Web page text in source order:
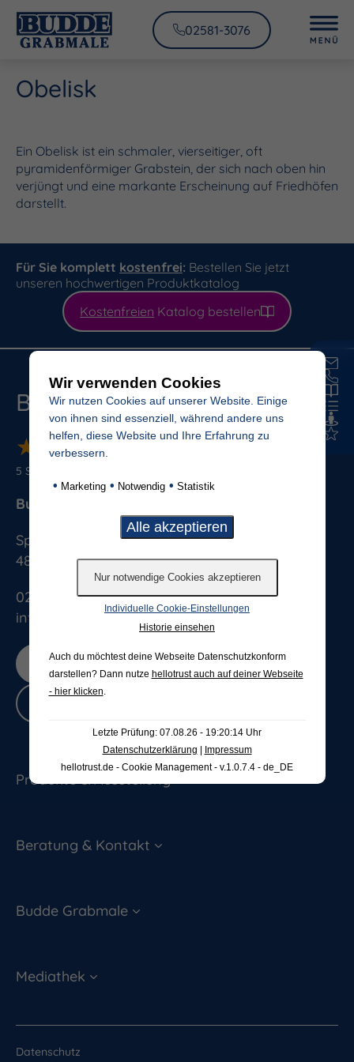
02581-3076
Obelisk
Ein Obelisk ist ein schmaler, vierseitiger, oft
pyramidenförmiger Grabstein, der sich nach oben hin
verjüngt und eine markante Erscheinung auf Friedhöfen
darstellt.
Für Sie komplett kostenfrei: Bestellen Sie jetzt
unseren hochwertigen Produktkatalog
Kostenfreien Katalog bestellen
Budde Grabmale
★
★★★★
★ ★★★★
5 Sterne von
Budde Grabmale GmbH & Co. KG
info@budde-grabmale.de
025813076
Splieterstrasse 41
48231
Warendorf
Jetzt bewerten
Produkte & Ausstellung
Beratung & Kontakt
Budde Grabmale
Mediathek
Datenschutz
Wir verwenden Cookies
Wir nutzen Cookies auf unserer Website. Einige
von ihnen sind essenziell, während andere uns
helfen, diese Website und Ihre Erfahrung zu
verbessern.
• Marketing • Notwendig • Statistik
Individuelle Cookie-Einstellungen
Historie einsehen
Auch du möchtest deine Webseite Datenschutzkonform
darstellen? Dann nutze hellotrust auch auf deiner Webseite
- hier klicken.
Letzte Prüfung: 07.08.26 - 19:20:14 Uhr
Datenschutzerklärung
Impressum
hellotrust.de - Cookie Management - v.1.0.7.4 - de_DE